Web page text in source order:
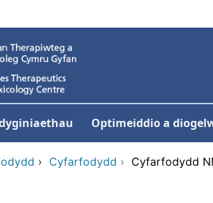
Optimeiddio a
› Cyfarfodydd › Cyfarfodydd